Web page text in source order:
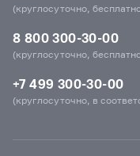
(круглосуточно,
8 800 300-30-00
(круглосуточно,
+7 499 300-30-00
(круглосуточно, в